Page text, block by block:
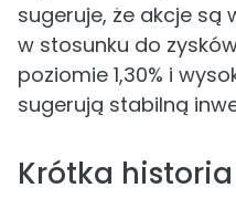
sugeruje, że akcje są
w stosunku do
poziomie 1,30% i
sugerują stabilną
Krótka